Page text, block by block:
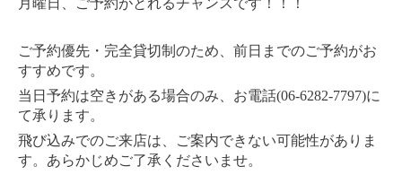
月曜日、ご予約がとれるチャンスです！！！
ご予約優先・完全貸切制のため、前日までのご予約がお
すすめです。
当日予約は空きがある場合のみ、お電話(06-6282-7797)に
て承ります。
飛び込みでのご来店は、ご案内できない可能性がありま
す。あらかじめご了承くださいませ。